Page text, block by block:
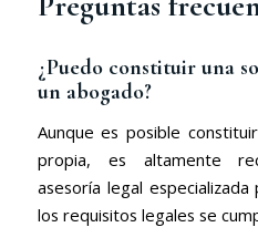
¿Puedo constituir una
un abogado?
Aunque es posible
propia, es altamente
asesoría legal
los requisitos legales se